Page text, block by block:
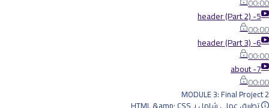
5- header (Part 2)
00:00
6- header (Part 3)
00:00
7- about
00:00
MODULE 3: Final Project 2